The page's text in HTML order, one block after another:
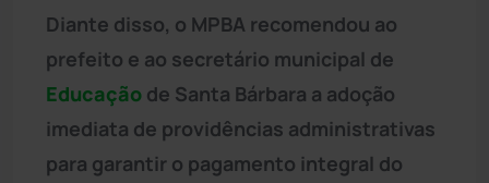
Diante disso, o MPBA recomendou ao
prefeito e ao secretário municipal de
Educação de Santa Bárbara a adoção
imediata de providências administrativas
para garantir o pagamento integral do